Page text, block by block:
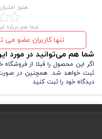
کلاه ایمنی فول بریم هترمن مدل
فروشگاه ایمنکس به عنوان بزرگترین و
تامین تجهیزات ایمنی باکیفیت و
با قیمت مناسب، به ارائه تجربه